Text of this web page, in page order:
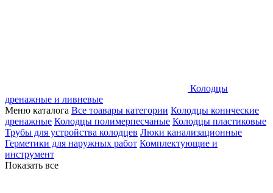
Колодцы
дренажные и ливневые
Меню каталога Все тоавары категории Колодцы конические
дренажные Колодцы полимерпесчаные Колодцы пластиковые
Трубы для устройства колодцев Люки канализационные
Герметики для наружных работ Комплектующие и
инструмент
Показать все